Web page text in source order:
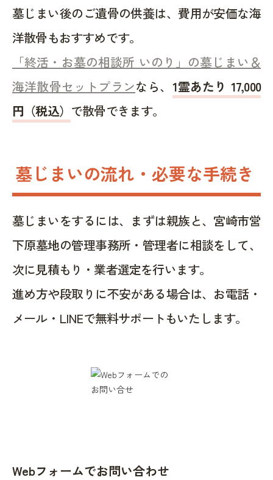
墓じまい後のご遺骨の供養は、費用が安価な海
洋散骨もおすすめです。
「終活・お墓の相談所 いのり」の墓じまい＆
海洋散骨セットプランなら、 1霊あたり 17,000
円（税込） で散骨できます。
墓じまいの流れ・必要な手続き
墓じまいをするには、まずは親族と、宮崎市営
下原墓地の管理事務所・管理者に相談をして、
次に見積もり・業者選定を行います。
進め方や段取りに不安がある場合は、お電話・
メール・LINEで無料サポートもいたします。
Webフォームでお問い合わせ